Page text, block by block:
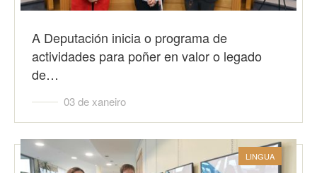
A Deputación inicia o programa de
actividades para poñer en valor o legado
de…
03 de xaneiro
LINGUA